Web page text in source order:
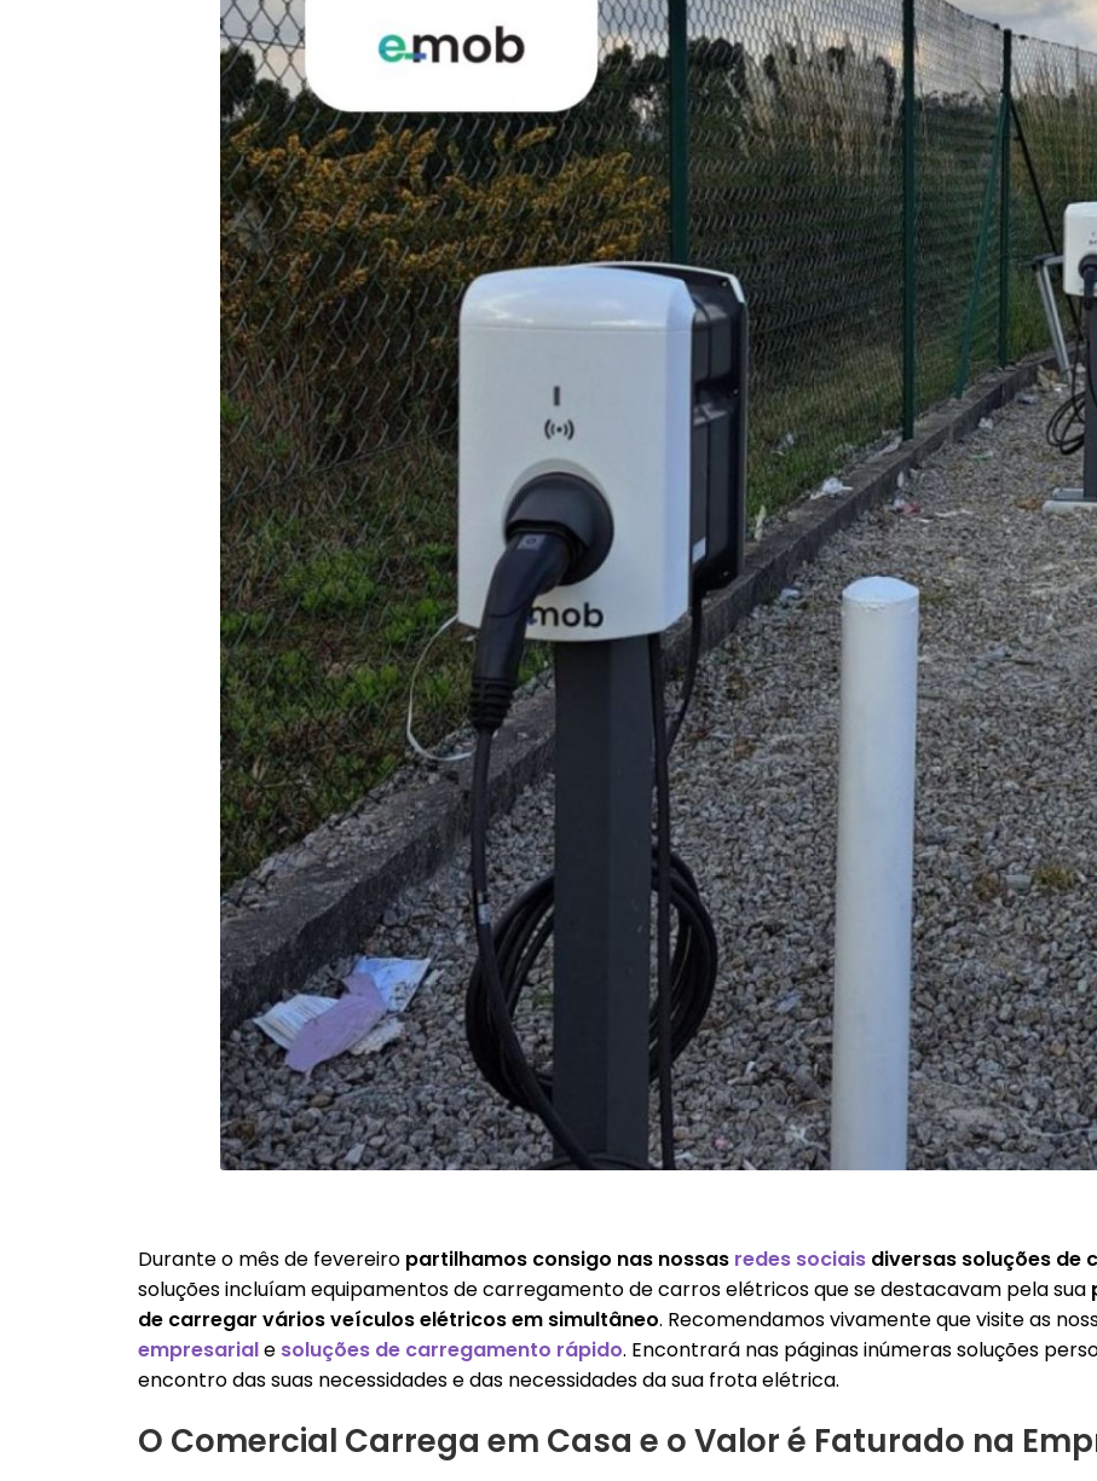
Durante o mês de fevereiro partilhamos consigo nas nossas redes sociais diversas soluções de
soluções incluíam equipamentos de carregamento de carros elétricos que se destacavam pela sua
de carregar vários veículos elétricos em simultâneo. Recomendamos vivamente que visite as
empresariale soluções de carregamento rápido. Encontrará nas páginas inúmeras soluções
encontro das suas necessidades e das necessidades da sua frota elétrica.
O Comercial Carrega em Casa e o Valor é Faturado na